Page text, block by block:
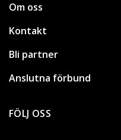
Om oss
Kontakt
Bli partner
Anslutna förbund
FÖLJ OSS